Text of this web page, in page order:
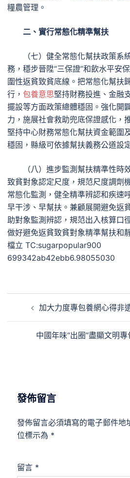
糧農管理。
二、實行常態化精準幫扶
（七）健全常態化幫扶政策系
務，穩步晉陞“三保證”和飲水平安
圍性返貧致貧底線。把常態化幫扶
行， 包養意思堅持財務投進、金融
擺設等方面政策總體穩固。強化開
力，施展社會救助兜底保證感化，
堅持中心財務常態化幫扶資金範圍
穩固，縣級可依據幫扶義務公道設
（八）進步監測幫扶精準性時
致貧對象認定尺度，規范尺度調劑
常態化監測，健全精準辨認和疾速
早干涉、早幫扶。兼顧展開避免返
助對象監測辨認，規范出入核算口
做好避免返貧致貧對象精準幫扶和
檔立 TC:sugarpopular900
699342ab42ebb6.98055030
加大力度專包養網心得非
中國年味“出圈”盡顯文明
發佈留言
發佈留言必須填寫的電子郵件地
位標示為 *
留言 *